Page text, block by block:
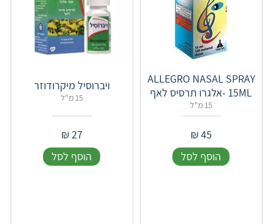
ALLEGRO NASAL SPRAY
15ML -אלגרו תרסיס לאף
15 מ"ל
45
₪
הוסף לסל
ויברוסיל מיקרודוזר
15 מ"ל
27
₪
הוסף לסל